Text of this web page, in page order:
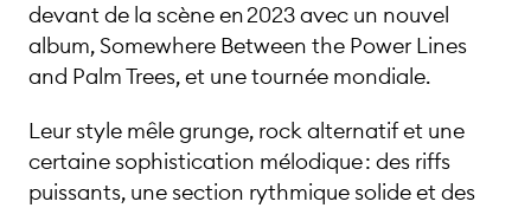
devant de la scène en 2023 avec un nouvel
album, Somewhere Between the Power Lines
and Palm Trees, et une tournée mondiale.
Leur style mêle grunge, rock alternatif et une
certaine sophistication mélodique : des riffs
puissants, une section rythmique solide et des